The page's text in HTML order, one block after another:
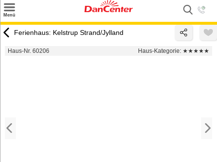
Menü
Urlaubsziele
Ferienhaus: Kelstrup Strand/Jylland
Haus-Nr. 60206 Haus-Kategorie: ★★★★★